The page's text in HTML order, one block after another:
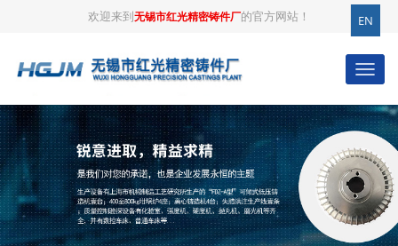
欢迎来到无锡市红光精密铸件厂的官方网站！ EN